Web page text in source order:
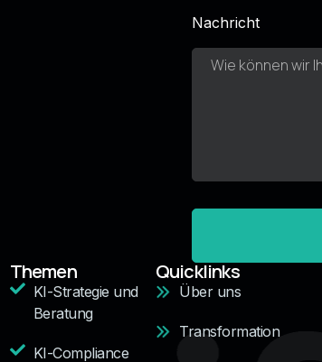
Nachricht
Themen
KI-Strategie und
Beratung
KI-Compliance
Quicklinks
Über uns
Transformation